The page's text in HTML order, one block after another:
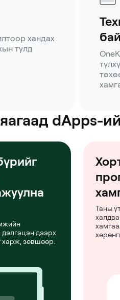
хандах
тулд
dApps-
дээрх
харж, зөвшөөр.
Таны